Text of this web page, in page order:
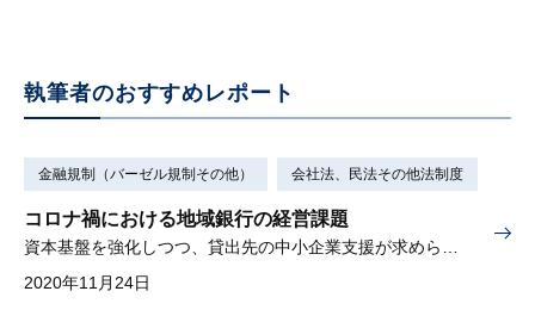
執筆者のおすすめレポート
金融規制（バーゼル規制その他） 会社法、民法その他法制度
コロナ禍における地域銀行の経営課題
2020年11月24日